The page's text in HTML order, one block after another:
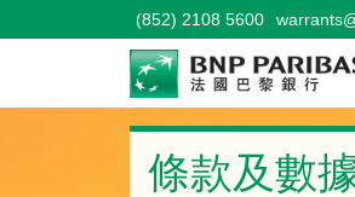
(852) 2108 5600
牛熊證
條款及數